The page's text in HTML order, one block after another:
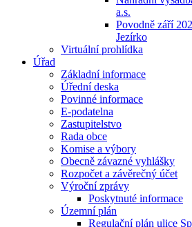
a.s.
Povodně září
Jezírko
Virtuální prohlídka
Úřad
Základní informace
Úřední deska
Povinné informace
E-podatelna
Zastupitelstvo
Rada obce
Komise a výbory
Obecně závazné vyhlášky
Rozpočet a závěrečný účet
Výroční zprávy
Poskytnuté informace
Územní plán
Regulační plán ulice